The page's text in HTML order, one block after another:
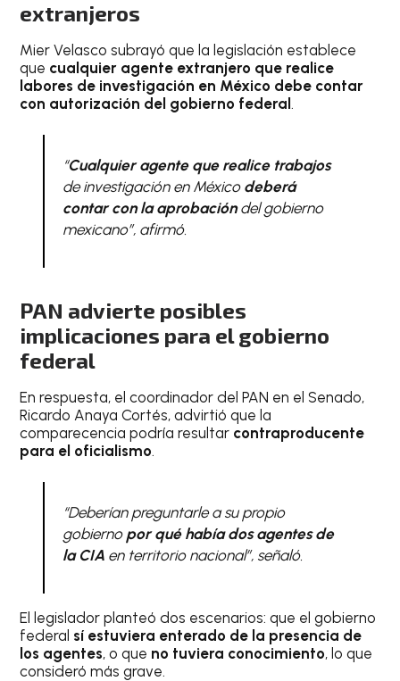
extranjeros
Mier Velasco subrayó que la legislación establece
que cualquier agente extranjero que realice
labores de investigación en México debe contar
con autorización del gobierno federal.
“Cualquier agente que realice trabajos
de investigación en México deberá
contar con la aprobacióndel gobierno
mexicano”, afirmó.
PAN advierte posibles
implicaciones para el gobierno
federal
En respuesta, el coordinador del PAN en el Senado,
Ricardo Anaya Cortés, advirtió que la
comparecencia podría resultar contraproducente
para el oficialismo.
“Deberían preguntarle a su propio
gobierno por qué había dos agentes de
la CIA en territorio nacional”, señaló.
El legislador planteó dos escenarios: que el gobierno
federal sí estuviera enterado de la presencia de
los agentes, o que no tuviera conocimiento, lo que
consideró más grave.